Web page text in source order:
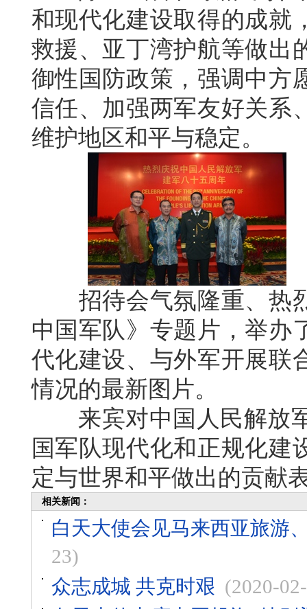
和现代化建设取得的成就
救援、亚丁湾护航等做出
御性国防政策，强调中方
信任、加强两军友好关系
维护地区和平与稳定。
招待会气氛隆重、热烈
中国军队》专题片，举办
代化建设、与外军开展联
情况的最新图片。
来宾对中国人民解放军
国军队现代化和正规化建
定与世界和平做出的贡献
相关新闻：
白天大使会见马来西亚旅游
23)
众志成城 共克时艰 (2020-